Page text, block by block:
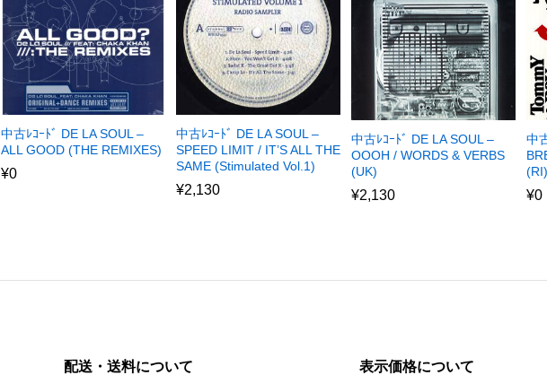
中古ﾚｺｰﾄﾞ DE LA SOUL –
ALL GOOD (THE REMIXES)
¥0
中古ﾚｺｰﾄﾞ DE LA SOUL –
SPEED LIMIT / IT’S ALL THE
SAME (Stimulated Vol.1)
¥2,130
中古ﾚｺｰﾄﾞ DE LA SOUL –
OOOH / WORDS & VERBS
(UK)
¥2,130
中
(RI)
¥0
配送・送料について 表示価格について